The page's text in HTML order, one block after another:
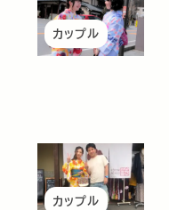
カップル
カップル